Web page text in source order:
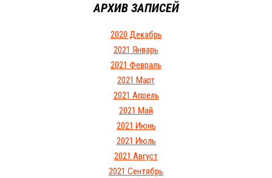
АРХИВ ЗАПИСЕЙ
2020 Декабрь
2021 Январь
2021 Февраль
2021 Март
2021 Апрель
2021 Май
2021 Июнь
2021 Июль
2021 Август
2021 Сентябрь